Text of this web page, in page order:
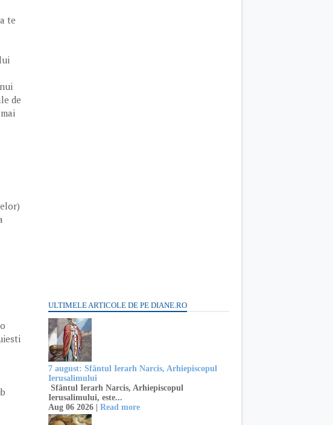
te
de
ULTIMELE ARTICOLE DE PE DIANE.RO
7 august: Sfântul Ierarh Narcis, Arhiepiscopul
Ierusalimului
Sfântul Ierarh Narcis, Arhiepiscopul
Ierusalimului, este...
Aug 06 2026 | Read more